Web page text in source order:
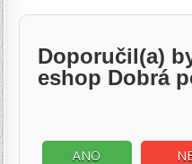
Doporučil(a)
eshop Dobrá
ANO